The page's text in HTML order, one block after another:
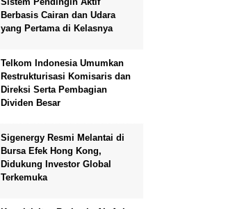
Berbasis Cairan dan Udara
yang Pertama di Kelasnya
Telkom Indonesia Umumkan
Restrukturisasi Komisaris dan
Direksi Serta Pembagian
Dividen Besar
Sigenergy Resmi Melantai di
Bursa Efek Hong Kong,
Didukung Investor Global
Terkemuka